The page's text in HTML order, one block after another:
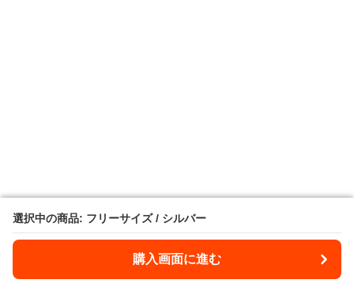
選択中の商品: フリーサイズ / シルバー
購入画面に進む
選択中の商品: フリーサイズ / シルバー
購入画面に進む